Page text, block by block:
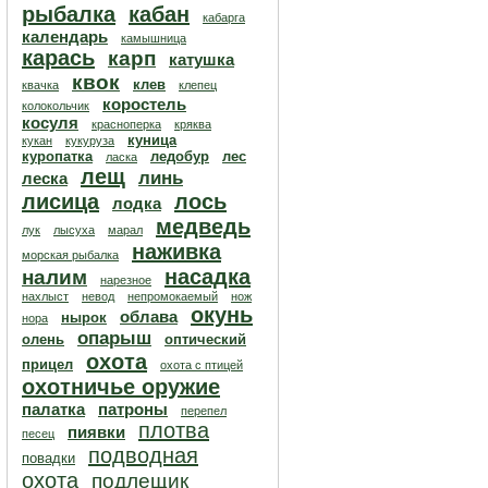
рыбалка кабан кабарга
календарь камышница
карась карп катушка
квачка квок клев
клепец
колокольчик
коростель
косуля
красноперка
кряква
кукан
кукуруза
куница
куропатка
ласка ледобур лес
леска лещ линь
лисица лодка лось
лук лысуха марал медведь
морская рыбалка наживка
налим нарезное насадка
нахлыст невод непромокаемый
нож
нора
нырок облава окунь
олень опарыш
оптический
прицел
охота охота с птицей
охотничье оружие
палатка патроны
перепел
песец
пиявки плотва
повадки
подводная
охота
подлещик